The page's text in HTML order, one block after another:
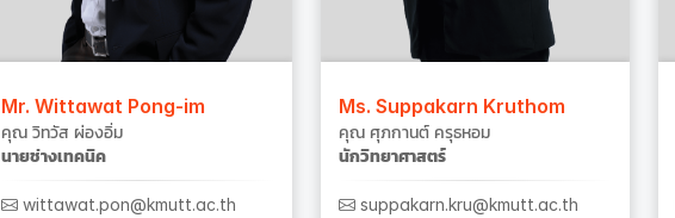
Mr. Wittawat Pong-im
คุณ วิทวัส ผ่องอิ่ม
นายช่างเทคนิค
wittawat.pon@kmutt.ac.th
Ms. Suppakarn Kruthom
คุณ ศุภกานต์ ครุธหอม
นักวิทยาศาสตร์
suppakarn.kru@kmutt.ac.th